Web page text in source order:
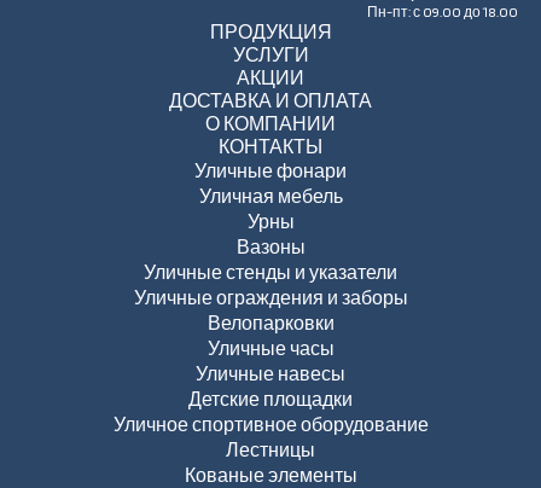
Пн-пт: с 09.00 до 18.00
ПРОДУКЦИЯ
УСЛУГИ
АКЦИИ
ДОСТАВКА И ОПЛАТА
О КОМПАНИИ
КОНТАКТЫ
Уличные фонари
Уличная мебель
Урны
Вазоны
Уличные стенды и указатели
Уличные ограждения и заборы
Велопарковки
Уличные часы
Уличные навесы
Детские площадки
Уличное спортивное оборудование
Лестницы
Кованые элементы